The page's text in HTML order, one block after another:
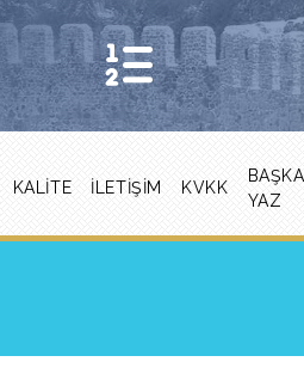
KALITE İLETİŞİM KVKK
YAZ